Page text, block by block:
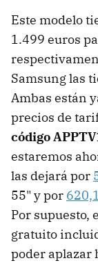
Este modelo
1.499 euros
Samsung las
Ambas están
precios de
código
estaremos
las dejará por
55" y por
Por supuesto,
gratuito
poder aplazar